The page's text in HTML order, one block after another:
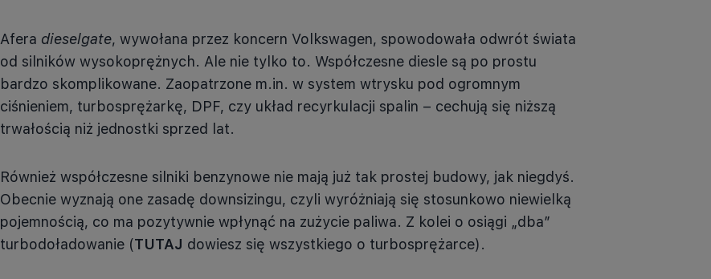
Afera dieselgate, wywołana przez koncern Volkswagen, spowodowała odwrót świata
od silników wysokoprężnych. Ale nie tylko to. Współczesne diesle są po prostu
bardzo skomplikowane. Zaopatrzone m.in. w system wtrysku pod ogromnym
ciśnieniem, turbosprężarkę, DPF, czy układ recyrkulacji spalin – cechują się niższą
trwałością niż jednostki sprzed lat.
Również współczesne silniki benzynowe nie mają już tak prostej budowy, jak niegdyś.
Obecnie wyznają one zasadę downsizingu, czyli wyróżniają się stosunkowo niewielką
pojemnością, co ma pozytywnie wpłynąć na zużycie paliwa. Z kolei o osiągi „dba”
turbodoładowanie (TUTAJ dowiesz się wszystkiego o turbosprężarce).